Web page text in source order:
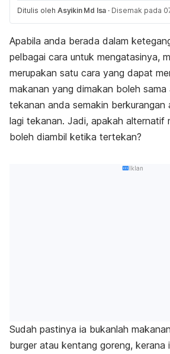
Ditulis oleh Asyikin Md Isa · Disemak pada
Apabila anda berada dalam
pelbagai cara untuk mengatasinya,
merupakan satu cara yang dapat
makanan yang dimakan boleh
tekanan anda semakin berkurangan
lagi tekanan. Jadi, apakah alternatif
boleh diambil ketika tertekan?
Iklan
Sudah pastinya ia bukanlah
burger atau kentang goreng, kerana